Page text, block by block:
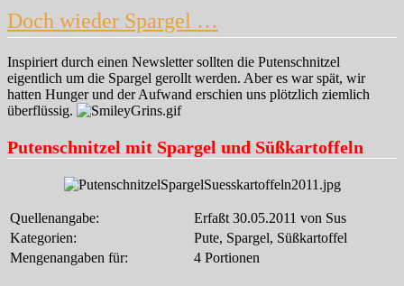
Süßkartoffeln…
Doch wieder Spargel …
Inspiriert durch einen Newsletter sollten die Putenschnitzel
eigentlich um die Spargel gerollt werden. Aber es war spät, wir
hatten Hunger und der Aufwand erschien uns plötzlich ziemlich
überflüssig.
Putenschnitzel mit Spargel und Süßkartoffeln
Quellenangabe:
Erfaßt 30.05.2011 von Sus
Kategorien:
Pute, Spargel, Süßkartoffel
Mengenangaben für:
4 Portionen